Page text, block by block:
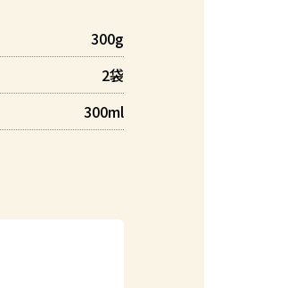
300g
2袋
300ml